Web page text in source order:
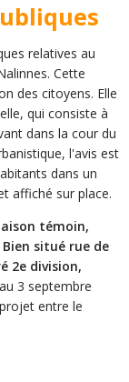
relatives au
Cette
des citoyens. Elle
qui consiste à
dans la cour du
l'avis est
dans un
affiché sur place.
témoin,
situé rue de
2e division,
3 septembre
entre le